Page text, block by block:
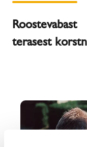
Roostevabast
terasest